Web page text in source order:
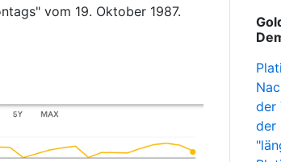
vom 19. Oktober 1987.
der
der